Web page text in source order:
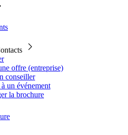
offre (entreprise)
conseiller
à un événement
la brochure